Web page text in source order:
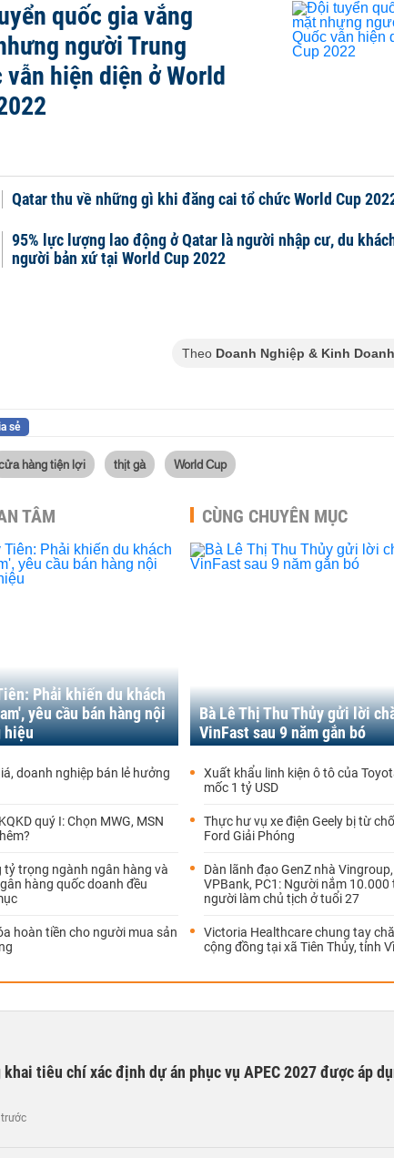
quốc gia vắng
người Trung
vẫn hiện diện ở World
Qatar thu về những gì khi đăng cai tổ chức World Cup
95% lực lượng lao động ở Qatar là người nhập cư, du
người bản xứ tại World Cup 2022
Theo Doanh Nghiệp & Kinh Doanh
sẻ
hàng tiện lợi thịt gà World Cup
TÂM
Phải khiến du khách
yêu cầu bán hàng nội
hiệu
doanh nghiệp bán lẻ hưởng
quý I: Chọn MWG, MSN
tỷ trọng ngành ngân hàng và
hàng quốc doanh đều
hoàn tiền cho người mua sản
CÙNG CHUYÊN MỤC
Bà Lê Thị Thu Thủy gửi lời
VinFast sau 9 năm gắn bó
Xuất khẩu linh kiện ô tô của
mốc 1 tỷ USD
Thực hư vụ xe điện Geely bị từ
Ford Giải Phóng
Dàn lãnh đạo GenZ nhà
VPBank, PC1: Người nắm 10.000
người làm chủ tịch ở tuổi 27
Victoria Healthcare chung tay
cộng đồng tại xã Tiên Thủy, tỉnh
khai tiêu chí xác định dự án phục vụ APEC 2027 được áp